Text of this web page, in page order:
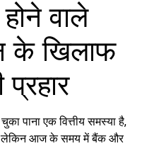
वाले
के खिलाफ
पाना एक वित्तीय समस्या है,
है। लेकिन आज के समय में बैंक और